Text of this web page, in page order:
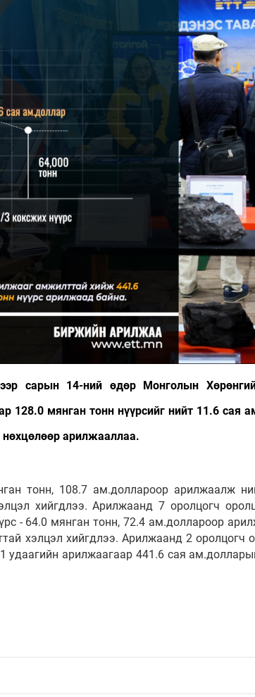
сарын 14-ний өдөр Монголын
128.0 мянган тонн нүүрсийг нийт 11.6 сая
арилжааллаа.
тонн, 108.7 ам.доллароор арилжаалж
хийгдлээ. Арилжаанд 7 оролцогч
- 64.0 мянган тонн, 72.4 ам.доллароор
хэлцэл хийгдлээ. Арилжаанд 2 оролцогч
удаагийн арилжаагаар 441.6 сая